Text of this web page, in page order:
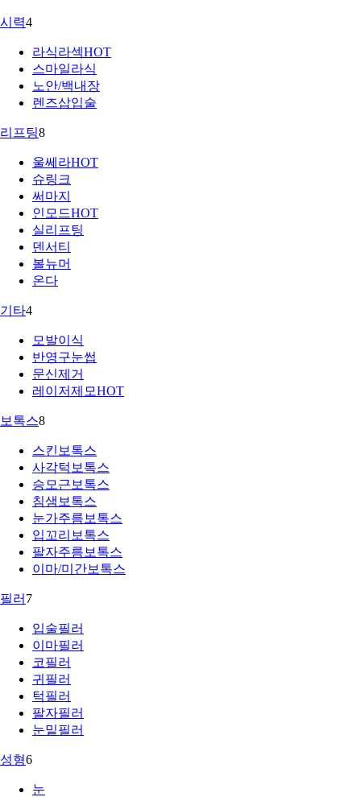
시력4
라식라섹HOT
스마일라식
노안/백내장
렌즈삽입술
리프팅8
울쎄라HOT
슈링크
써마지
인모드HOT
실리프팅
덴서티
볼뉴머
온다
기타4
모발이식
반영구눈썹
문신제거
레이저제모HOT
보톡스8
스킨보톡스
사각턱보톡스
승모근보톡스
침샘보톡스
눈가주름보톡스
입꼬리보톡스
팔자주름보톡스
이마/미간보톡스
필러 7
입술필러
이마필러
코필러
귀필러
턱필러
팔자필러
눈밑필러
성형6
눈